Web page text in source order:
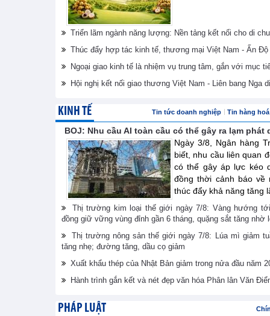
Triển lãm ngành năng lượng: Nền tảng kết nối cho di
Thúc đẩy hợp tác kinh tế, thương mại Việt Nam - Ấn Độ
Ngoại giao kinh tế là nhiệm vụ trung tâm, gắn với mục
Hội nghị kết nối giao thương Việt Nam - Liên bang Nga
KINH TẾ Tin tức doanh nghiệp Tin hàng
BOJ: Nhu cầu AI toàn cầu có thể gây ra lạm phát
Ngày 3/8, Ngân hàng
biết, nhu cầu liên quan
có thể gây áp lực kéo
đồng thời cảnh báo
thúc đẩy khả năng tăng
Thị trường kim loại thế giới ngày 7/8: Vàng hướng
đồng giữ vững vùng đỉnh gần 6 tháng, quặng sắt tăng nhờ
Thị trường nông sản thế giới ngày 7/8: Lúa mì giảm
tăng nhẹ; đường tăng, dầu cọ giảm
Xuất khẩu thép của Nhật Bản giảm trong nửa đầu năm
Hành trình gắn kết và nét đẹp văn hóa Phân lân Văn
PHÁP LUẬT